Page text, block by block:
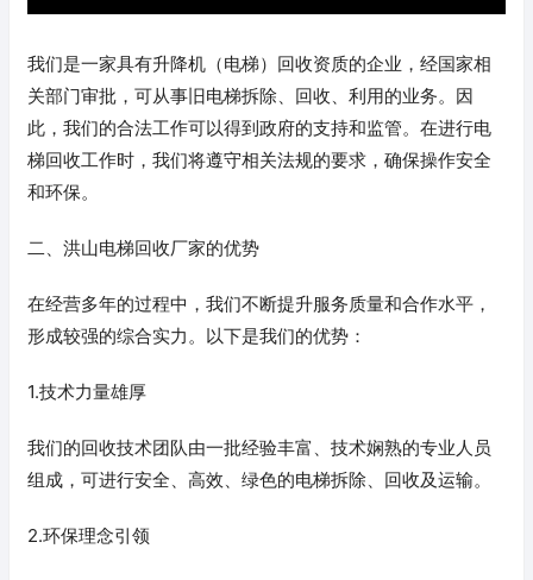
我们是一家具有升降机（电梯）回收资质的企业，经国家相
关部门审批，可从事旧电梯拆除、回收、利用的业务。因
此，我们的合法工作可以得到政府的支持和监管。在进行电
梯回收工作时，我们将遵守相关法规的要求，确保操作安全
和环保。
二、洪山电梯回收厂家的优势
在经营多年的过程中，我们不断提升服务质量和合作水平，
形成较强的综合实力。以下是我们的优势：
1.技术力量雄厚
我们的回收技术团队由一批经验丰富、技术娴熟的专业人员
组成，可进行安全、高效、绿色的电梯拆除、回收及运输。
2.环保理念引领